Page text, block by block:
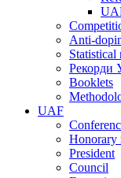
Anti-
Statistical
Рекорди
Booklets
UAF
Honorary
President
Council